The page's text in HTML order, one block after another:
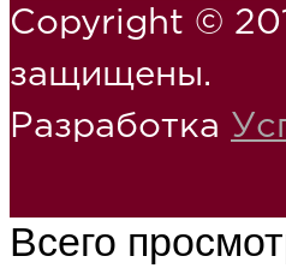
Copyright ©
защищены.
Разработка
Всего